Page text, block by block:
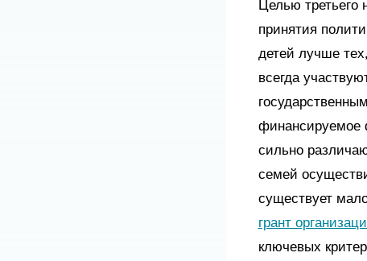
Целью третьего
принятия
детей лучше
всегда
финансируемое
сильно
семей
существует
грант
ключевых